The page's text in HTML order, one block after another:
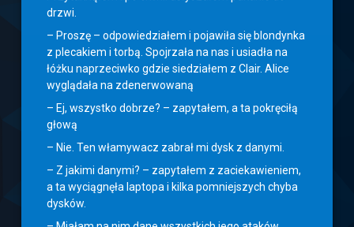
drzwi.
– Proszę – odpowiedziałem i pojawiła się blondynka
z plecakiem i torbą. Spojrzała na nas i usiadła na
łóżku naprzeciwko gdzie siedziałem z Clair. Alice
wyglądała na zdenerwowaną
– Ej, wszystko dobrze? – zapytałem, a ta pokręciłą
głową
– Nie. Ten włamywacz zabrał mi dysk z danymi.
– Z jakimi danymi? – zapytałem z zaciekawieniem,
a ta wyciągnęła laptopa i kilka pomniejszych chyba
dysków.